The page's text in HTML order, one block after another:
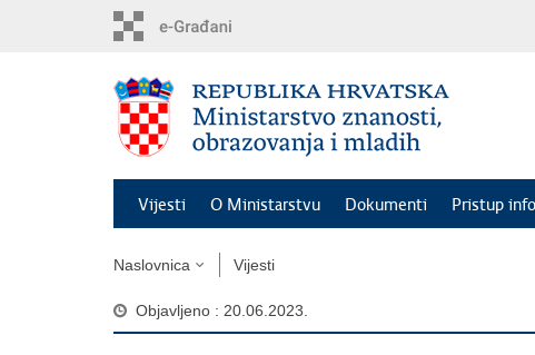
Vijesti O Ministarstvu Dokumenti Pristup
Naslovnica Vijesti
Objavljeno : 20.06.2023.